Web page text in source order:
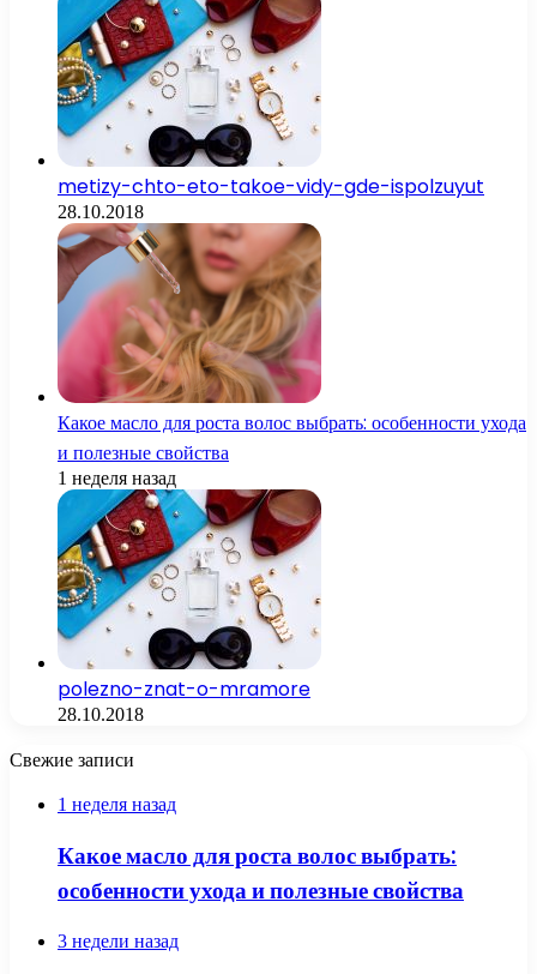
metizy-chto-eto-takoe-vidy-gde-ispolzuyut
28.10.2018
Какое масло для роста волос выбрать: особенности ухода
и полезные свойства
1 неделя назад
polezno-znat-o-mramore
28.10.2018
Свежие записи
1 неделя назад
Какое масло для роста волос выбрать:
особенности ухода и полезные свойства
3 недели назад